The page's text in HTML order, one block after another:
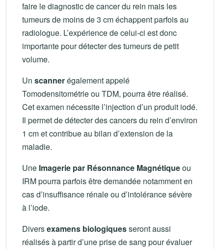
faire le diagnostic de cancer du rein mais les
tumeurs de moins de 3 cm échappent parfois au
radiologue. L’expérience de celui-ci est donc
importante pour détecter des tumeurs de petit
volume.
Un scannerégalement appelé
Tomodensitométrie ou TDM, pourra être réalisé.
Cet examen nécessite l’injection d’un produit iodé.
Il permet de détecter des cancers du rein d’environ
1 cm et contribue au bilan d’extension de la
maladie.
Une Imagerie par Résonnance Magnétiqueou
IRM pourra parfois être demandée notamment en
cas d’insuffisance rénale ou d’intolérance sévère
à l’iode.
Diversexamens biologiquesseront aussi
réalisés à partir d’une prise de sang pour évaluer